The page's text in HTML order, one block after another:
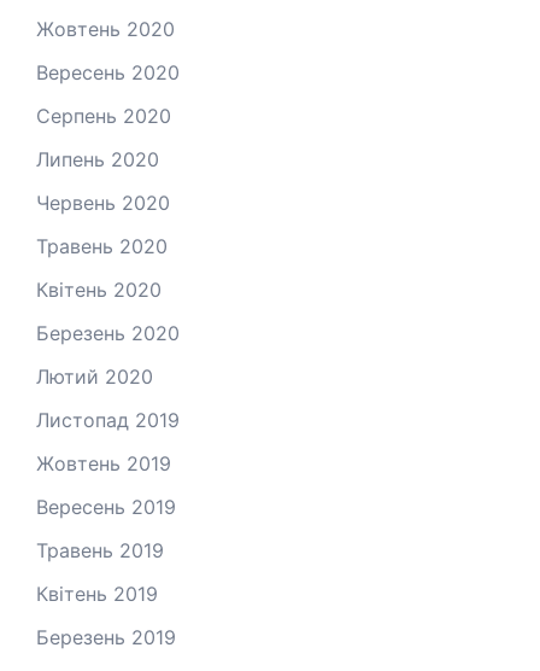
Жовтень 2020
Вересень 2020
Серпень 2020
Липень 2020
Червень 2020
Травень 2020
Квітень 2020
Березень 2020
Лютий 2020
Листопад 2019
Жовтень 2019
Вересень 2019
Травень 2019
Квітень 2019
Березень 2019